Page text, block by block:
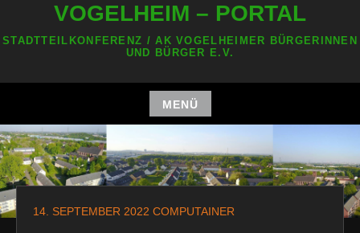
VOGELHEIM – PORTAL
STADTTEILKONFERENZ / AK VOGELHEIMER BÜRGERINNEN
UND BÜRGER E.V.
MENÜ
Zum
Inhalt
springen
14. SEPTEMBER 2022 COMPUTAINER